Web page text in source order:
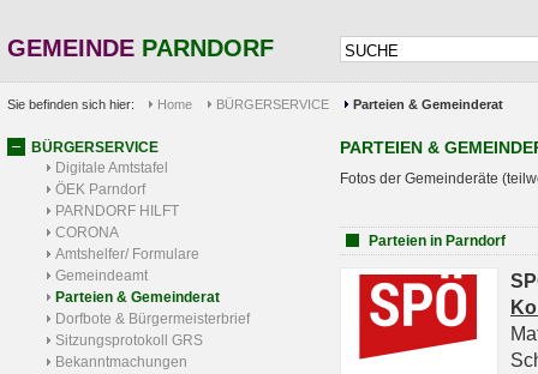
GEMEINDE PARNDORF
Sie befinden sich hier: Home BÜRGERSERVICE Parteien & Gemeinderat
BÜRGERSERVICE
Digitale Amtstafel
ÖEK Parndorf
PARNDORF HILFT
CORONA
Amtshelfer/ Formulare
Gemeindeamt
Parteien & Gemeinderat
Dorfbote & Bürgermeisterbrief
Sitzungsprotokoll GRS
Bekanntmachungen
PARTEIEN &
Fotos der Gemeinderäte
Parteien in Parndorf